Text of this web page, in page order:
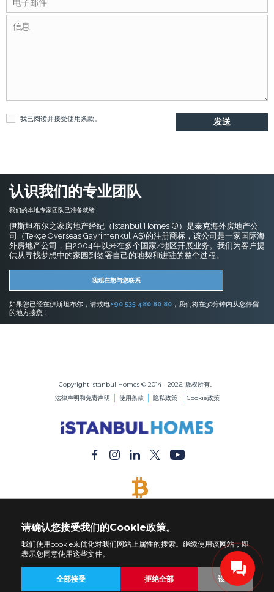
我已阅读并接受使用条款。
认识我们的专业团队
我们的本地专家团队已准备就绪
伊斯坦布尔之家房地产经纪（Istanbul Homes ®）是泰克海外房地产公
司（Tekçe Overseas Gayrimenkul AŞ)的注册商标，该公司是一家国际海
外房地产公司，自2004年以来在多个国家/地区开展业务。我们为客户提
供从寻找梦想中的家园到签署自己的地契和进驻的整个过程。
我现在想与您联系
如果您已经在伊斯坦布尔，请致电+90 535 480 80 80 ，我们将在30分钟内从您停留
的地方接您！
Copyright Istanbul Homes © 2014 - 2026. 版权所有。
法律声明和免责声明
使用条款 隐私政策 Cookie政策
请确认您接受我们的Cookie政策。
我们使用cookie来优化对我们网站上属性的搜索。继续使用该网站，即
表示您同意使用这些文件。
全部接受 拒绝全部 设置